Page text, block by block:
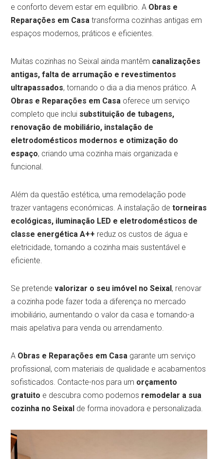
e conforto devem estar em equilíbrio. A Obras e
Reparações em Casa transforma cozinhas antigas em
espaços modernos, práticos e eficientes.
Muitas cozinhas no Seixal ainda mantêm canalizações
antigas, falta de arrumação e revestimentos
ultrapassados, tornando o dia a dia menos prático. A
Obras e Reparações em Casa oferece um serviço
completo que inclui substituição de tubagens,
renovação de mobiliário, instalação de
eletrodomésticos modernos e otimização do
espaço, criando uma cozinha mais organizada e
funcional.
Além da questão estética, uma remodelação pode
trazer vantagens económicas. A instalação detorneiras
ecológicas, iluminação LED e eletrodomésticos de
classe energética A++ reduz os custos de água e
eletricidade, tornando a cozinha mais sustentável e
eficiente.
Se pretendevalorizar o seu imóvel no Seixal, renovar
a cozinha pode fazer toda a diferença no mercado
imobiliário, aumentando o valor da casa e tornando-a
mais apelativa para venda ou arrendamento.
A Obras e Reparações em Casa garante um serviço
profissional, com materiais de qualidade e acabamentos
sofisticados. Contacte-nos para um orçamento
gratuito e descubra como podemos remodelar a sua
cozinha no Seixal de forma inovadora e personalizada.